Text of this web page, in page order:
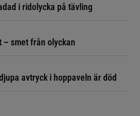
i ridolycka på tävling
– smet från olyckan
avtryck i hoppaveln är död